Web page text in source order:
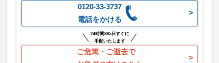
0120-33-3737
電話をかける
24時間365日すぐに
手配いたします
ご危篤・ご逝去で